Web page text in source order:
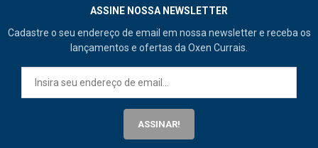
ASSINE NOSSA NEWSLETTER
Cadastre o seu endereço de email em nossa newsletter e receba os
lançamentos e ofertas da Oxen Currais.
ASSINAR!